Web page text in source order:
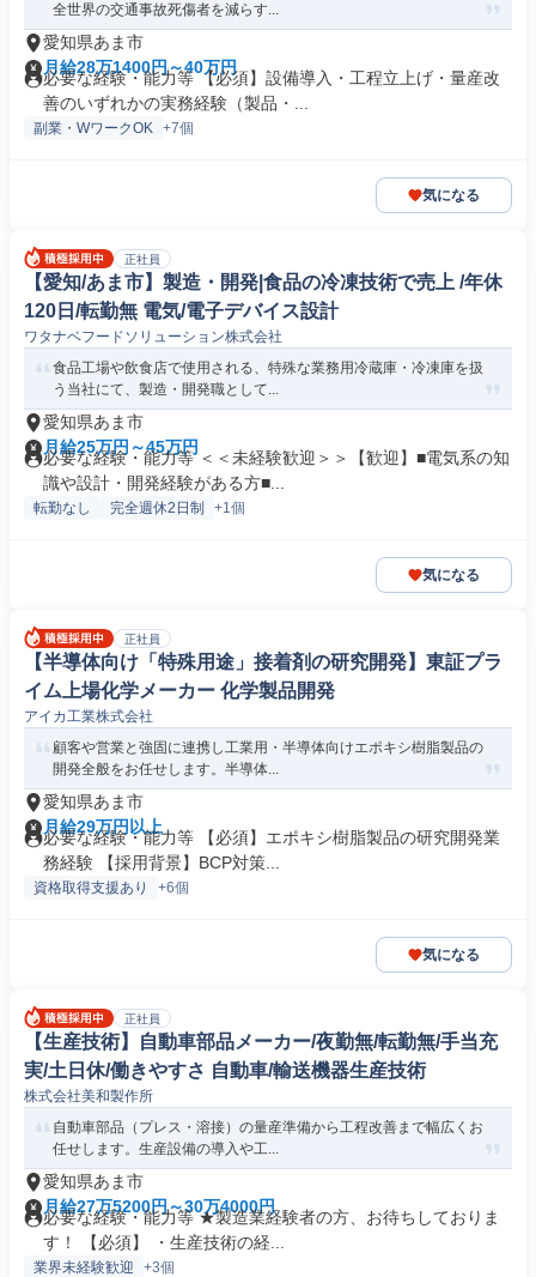
全世界の交通事故死傷者を減らす...
愛知県あま市
月給28万1400円～40万円
必要な経験・能力等 【必須】設備導入・工程立上げ・量産改
善のいずれかの実務経験（製品・...
副業・WワークOK +7個
気になる
正社員
【愛知/あま市】製造・開発|食品の冷凍技術で売上 /年休
120日/転勤無 電気/電子デバイス設計
ワタナベフードソリューション株式会社
食品工場や飲食店で使用される、特殊な業務用冷蔵庫・冷凍庫を扱
う当社にて、製造・開発職として...
愛知県あま市
月給25万円～45万円
必要な経験・能力等 ＜＜未経験歓迎＞＞【歓迎】■電気系の知
識や設計・開発経験がある方■...
転勤なし 完全週休2日制 +1個
気になる
正社員
【半導体向け「特殊用途」接着剤の研究開発】東証プラ
イム上場化学メーカー 化学製品開発
アイカ工業株式会社
顧客や営業と強固に連携し工業用・半導体向けエポキシ樹脂製品の
開発全般をお任せします。半導体...
愛知県あま市
月給29万円以上
必要な経験・能力等 【必須】エポキシ樹脂製品の研究開発業
務経験 【採用背景】BCP対策...
資格取得支援あり +6個
気になる
正社員
【生産技術】自動車部品メーカー/夜勤無/転勤無/手当充
実/土日休/働きやすさ 自動車/輸送機器生産技術
株式会社美和製作所
自動車部品（プレス・溶接）の量産準備から工程改善まで幅広くお
任せします。生産設備の導入や工...
愛知県あま市
月給27万5200円～30万4000円
必要な経験・能力等 ★製造業経験者の方、お待ちしておりま
す！ 【必須】 ・生産技術の経...
業界未経験歓迎 +3個